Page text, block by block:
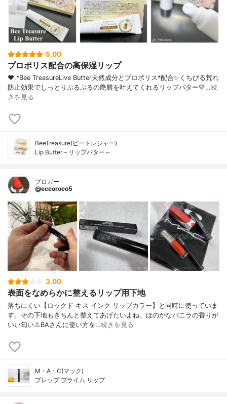
5.00
プロポリス配合の高保湿リップ
❤︎.*⁡Bee TreasureLive Butter⁡天然成分とプロポリス*配合✨くちびる荒れ
防止効果でしっとりぷるぷるの艶唇を叶えてくれるリップバター💛⁡…続
きを見る
BeeTreasure(ビートレジャー)
Lip Butter～リップバター～
ブロガー
@eccoroco5
3.00
表面をなめらかに整えるリップ用下地
落ちにくい【ロックド キス インク リップカラー】と同時に使っていま
す。その下地もきちんと整えてあげたいよね。ほのかなバニラの香りが
いい匂い👃BAさんに使い方を…続きを見る
M・A・C(マック)
プレップ プライム リップ